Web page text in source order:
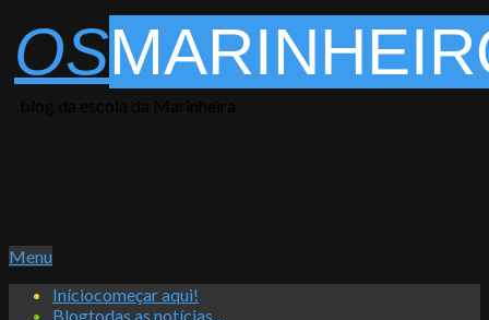
to
content
OS
Primary
Menu
Menu
Iníciocomeçar aqui!
Blogtodas as notícias…